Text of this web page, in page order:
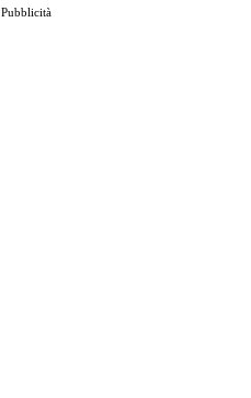
Pubblicità